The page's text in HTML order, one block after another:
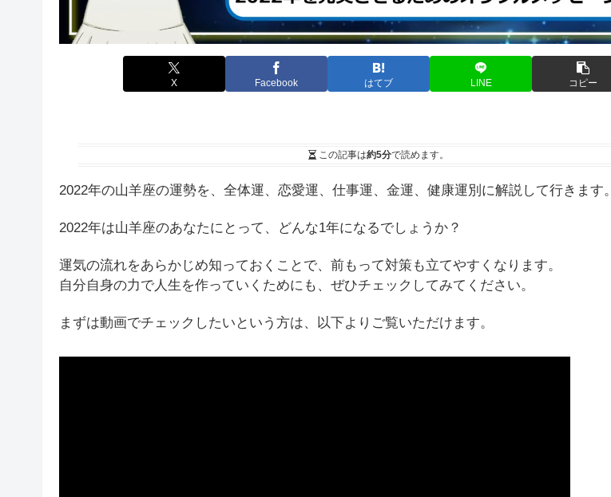
X Facebook はてブ LINE コピー
この記事は約5分で読めます。
2022年の山羊座の運勢を、全体運、恋愛運、仕事運、金運、健康運別に解説して行きます。
2022年は山羊座のあなたにとって、どんな1年になるでしょうか？
運気の流れをあらかじめ知っておくことで、前もって対策も立てやすくなります。
自分自身の力で人生を作っていくためにも、ぜひチェックしてみてください。
まずは動画でチェックしたいという方は、以下よりご覧いただけます。